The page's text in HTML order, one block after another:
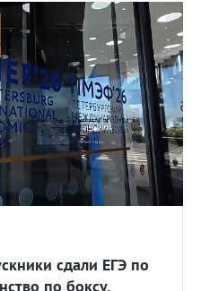
сдали ЕГЭ по
по боксу.